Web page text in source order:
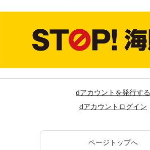
dアカウントを発行する
dアカウントログイン
ページトップへ